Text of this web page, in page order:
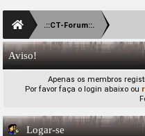
.::CT-Forum::.
Aviso!
Apenas os membros
Por favor faça o login abaixo ou
Logar-se